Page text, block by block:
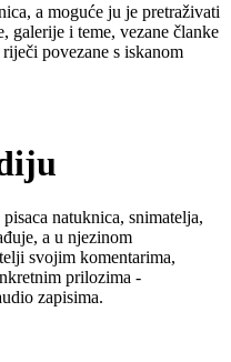
a moguće ju je pretraživati
galerije i teme, vezane članke
povezane s iskanom
natuknica, snimatelja,
a u njezinom
svojim komentarima,
prilozima -
zapisima.